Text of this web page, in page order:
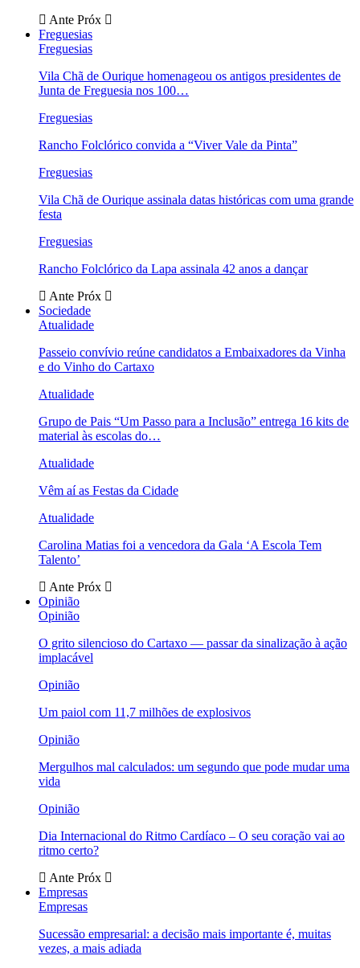
Ante Próx
Freguesias
Freguesias
Vila Chã de Ourique homenageou os antigos presidentes de
Junta de Freguesia nos 100…
Freguesias
Rancho Folclórico convida a “Viver Vale da Pinta”
Freguesias
Vila Chã de Ourique assinala datas históricas com uma grande
festa
Freguesias
Rancho Folclórico da Lapa assinala 42 anos a dançar
Ante Próx
Sociedade
Atualidade
Passeio convívio reúne candidatos a Embaixadores da Vinha
e do Vinho do Cartaxo
Atualidade
Grupo de Pais “Um Passo para a Inclusão” entrega 16 kits de
material às escolas do…
Atualidade
Vêm aí as Festas da Cidade
Atualidade
Carolina Matias foi a vencedora da Gala ‘A Escola Tem
Talento’
Ante Próx
Opinião
Opinião
O grito silencioso do Cartaxo — passar da sinalização à ação
implacável
Opinião
Um paiol com 11,7 milhões de explosivos
Opinião
Mergulhos mal calculados: um segundo que pode mudar uma
vida
Opinião
Dia Internacional do Ritmo Cardíaco – O seu coração vai ao
ritmo certo?
Ante Próx
Empresas
Empresas
Sucessão empresarial: a decisão mais importante é, muitas
vezes, a mais adiada